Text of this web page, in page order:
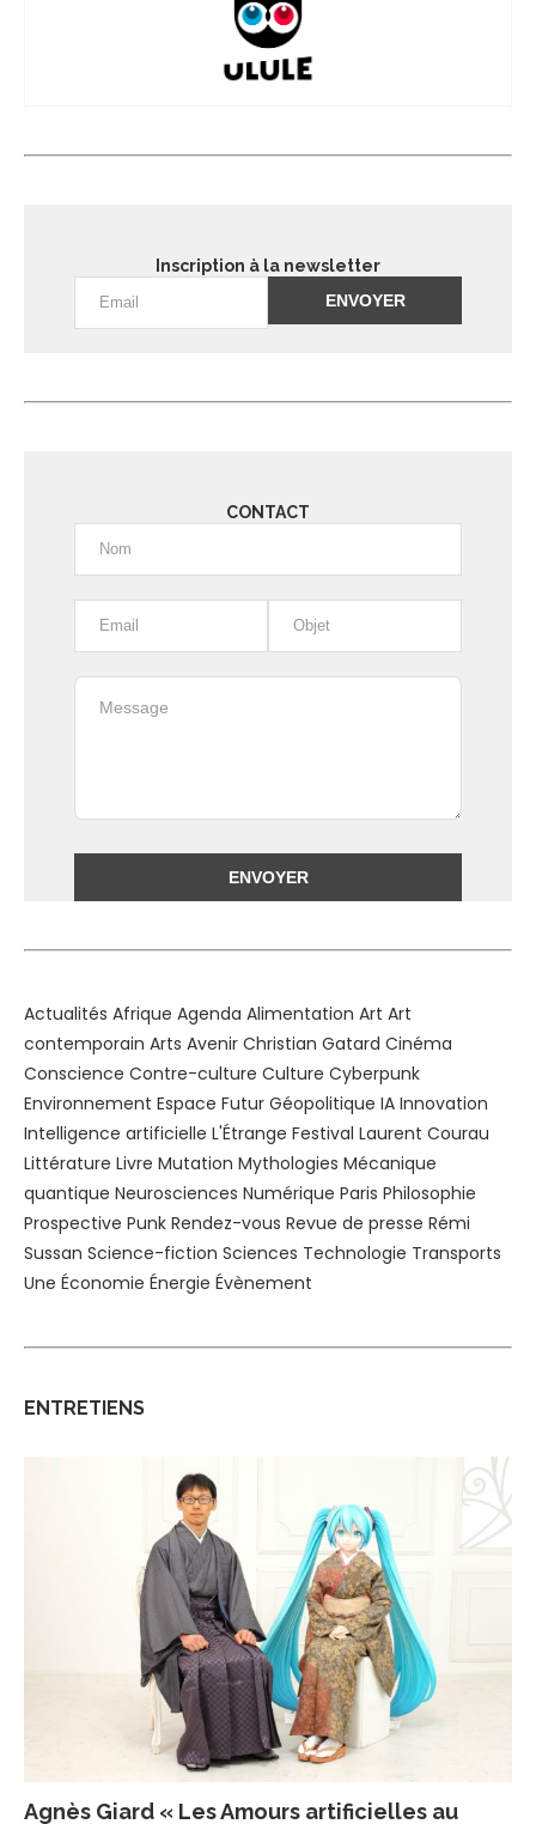
Inscription à la newsletter
CONTACT
Actualités Afrique Agenda Alimentation Art Art
contemporain Arts Avenir Christian Gatard Cinéma
Conscience Contre-culture Culture Cyberpunk
Environnement Espace Futur Géopolitique IA Innovation
Intelligence artificielle L'Étrange Festival Laurent Courau
Littérature Livre Mutation Mythologies Mécanique
quantique Neurosciences Numérique Paris Philosophie
Prospective Punk Rendez-vous Revue de presse Rémi
Sussan Science-fiction Sciences Technologie Transports
Une Économie Énergie Évènement
ENTRETIENS
Agnès Giard « Les Amours artificielles au